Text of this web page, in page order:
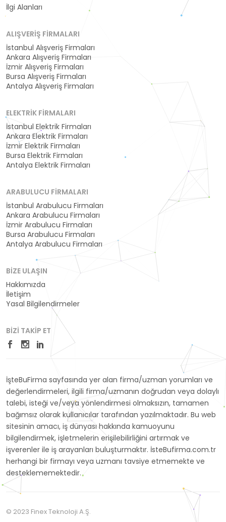
İlgi Alanları
ALIŞVERIŞ FIRMALARI
İstanbul Alışveriş Firmaları
Ankara Alışveriş Firmaları
İzmir Alışveriş Firmaları
Bursa Alışveriş Firmaları
Antalya Alışveriş Firmaları
ELEKTRIK FIRMALARI
İstanbul Elektrik Firmaları
Ankara Elektrik Firmaları
İzmir Elektrik Firmaları
Bursa Elektrik Firmaları
Antalya Elektrik Firmaları
ARABULUCU FIRMALARI
İstanbul Arabulucu Firmaları
Ankara Arabulucu Firmaları
İzmir Arabulucu Firmaları
Bursa Arabulucu Firmaları
Antalya Arabulucu Firmaları
BIZE ULAŞIN
Hakkımızda
İletişim
Yasal Bilgilendirmeler
BIZI TAKIP ET
İşteBuFirma sayfasında yer alan firma/uzman yorumları ve
değerlendirmeleri, ilgili firma/uzmanın doğrudan veya dolaylı
talebi, isteği ve/veya yönlendirmesi olmaksızın, tamamen
bağımsız olarak kullanıcılar tarafından yazılmaktadır. Bu web
sitesinin amacı, iş dünyası hakkında kamuoyunu
bilgilendirmek, işletmelerin erişilebilirliğini artırmak ve
işverenler ile iş arayanları buluşturmaktır. İsteBufirma.com.tr
herhangi bir firmayı veya uzmanı tavsiye etmemekte ve
desteklememektedir.
© 2023 Finex Teknoloji A.Ş.